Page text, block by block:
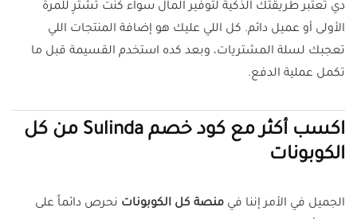
دي تعتبر طريقتك الذكية لتوفير المال سواء كنت تشترِ للمرة
الأولى أو عميل دائم. كل اللي عليك هو إضافة المنتجات اللي
تعجبك لسلة المشتريات، وبعد كده استخدم القسيمة قبل ما
تكمل عملية الدفع.
اكسب أكثر مع كود خصم Sulinda من كل
الكوبونات
الجميل في الأمر إننا في منصة كل الكوبونات نحرص دائماً على